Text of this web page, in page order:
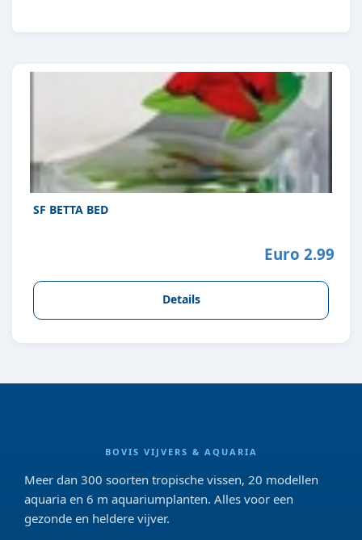
SF BETTA BED
Euro 2.99
Details
BOVIS VIJVERS & AQUARIA
Meer dan 300 soorten tropische vissen, 20 modellen
aquaria en 6 m aquariumplanten. Alles voor een
gezonde en heldere vijver.